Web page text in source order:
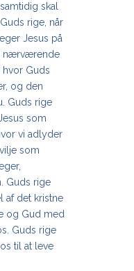
skal
rige, når
Jesus på
nærværende
Guds
og den
Guds rige
som
vi adlyder
som
Guds rige
af det kristne
og Gud med
Guds rige
til at leve